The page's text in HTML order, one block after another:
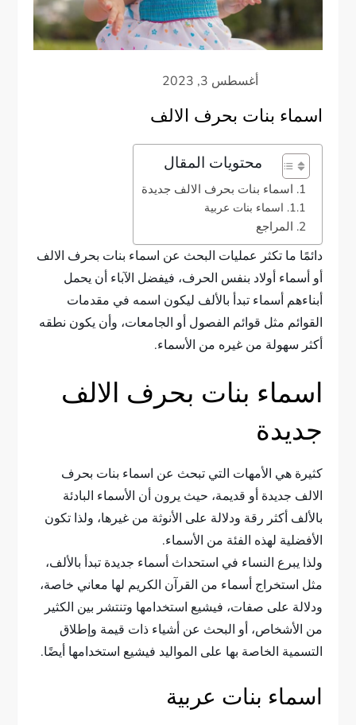
اسماء بنات بحرف الالف
محتويات المقال
اسماء بنات بحرف الالف جديدة
اسماء بنات عربية
المراجع
دائمًا ما تكثر عمليات البحث عن اسماء بنات بحرف الالف
أو أسماء أولاد بنفس الحرف، فيفضل الآباء أن يحمل
أبناءهم أسماء تبدأ بالألف ليكون اسمه في مقدمات
القوائم مثل قوائم الفصول أو الجامعات، وأن يكون نطقه
أكثر سهولة من غيره من الأسماء.
اسماء بنات بحرف الالف
جديدة
كثيرة هي الأمهات التي تبحث عن اسماء بنات بحرف
الالف جديدة أو قديمة، حيث يرون أن الأسماء البادئة
بالألف أكثر رقة ودلالة على الأنوثة من غيرها، ولذا تكون
الأفضلية لهذه الفئة من الأسماء.
ولذا يبرع النساء في استحداث أسماء جديدة تبدأ بالألف،
مثل استخراج أسماء من القرآن الكريم لها معاني خاصة،
ودلالة على صفات، فيشيع استخدامها وتنتشر بين الكثير
من الأشخاص، أو البحث عن أشياء ذات قيمة وإطلاق
التسمية الخاصة بها على المواليد فيشيع استخدامها أيضًا.
اسماء بنات عربية